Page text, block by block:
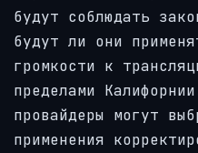
будут соблюдать
будут ли они
громкости к
пределами
провайдеры могут
применения